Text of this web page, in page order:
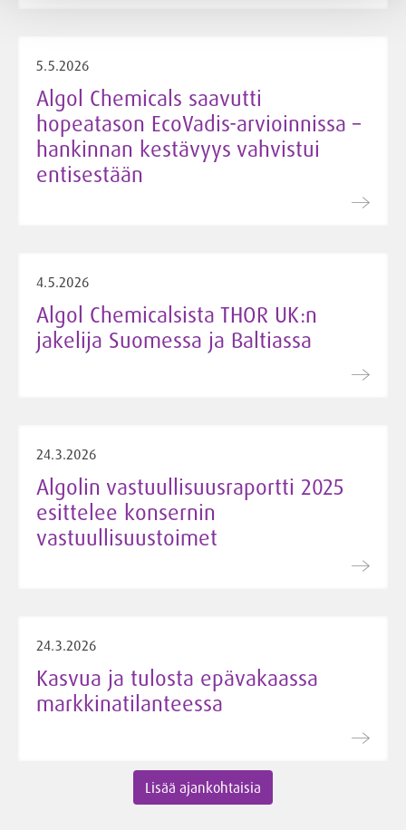
5.5.2026
Algol Chemicals saavutti
hopeatason EcoVadis-arvioinnissa –
hankinnan kestävyys vahvistui
entisestään
4.5.2026
Algol Chemicalsista THOR UK:n
jakelija Suomessa ja Baltiassa
24.3.2026
Algolin vastuullisuusraportti 2025
esittelee konsernin
vastuullisuustoimet
24.3.2026
Kasvua ja tulosta epävakaassa
markkinatilanteessa
Lisää ajankohtaisia